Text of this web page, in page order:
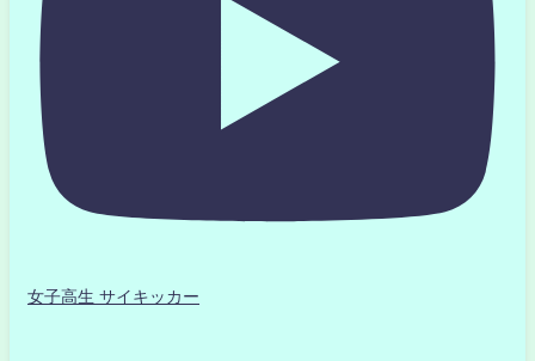
女子高生 サイキッカー